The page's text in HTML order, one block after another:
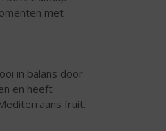
met
in balans door
en heeft
fruit.